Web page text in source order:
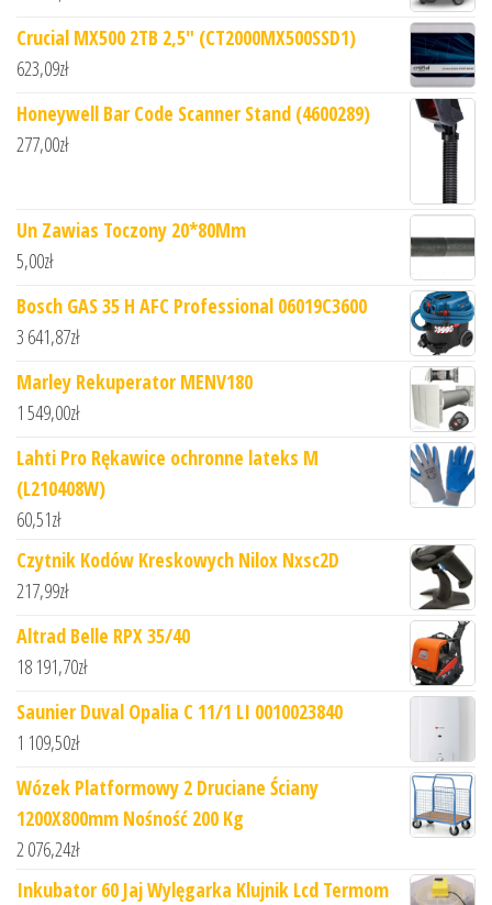
Crucial MX500 2TB 2,5" (CT2000MX500SSD1)
623,09zł
Honeywell Bar Code Scanner Stand (4600289)
277,00zł
Un Zawias Toczony 20*80Mm
5,00zł
Bosch GAS 35 H AFC Professional 06019C3600
3 641,87zł
Marley Rekuperator MENV180
1 549,00zł
Lahti Pro Rękawice ochronne lateks M
(L210408W)
60,51zł
Czytnik Kodów Kreskowych Nilox Nxsc2D
217,99zł
Altrad Belle RPX 35/40
18 191,70zł
Saunier Duval Opalia C 11/1 LI 0010023840
1 109,50zł
Wózek Platformowy 2 Druciane Ściany
1200X800mm Nośność 200 Kg
2 076,24zł
Inkubator 60 Jaj Wylęgarka Klujnik Lcd Termom